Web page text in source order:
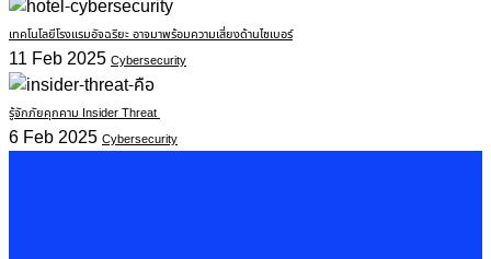
เทคโนโลยีโรงแรมอัจฉริยะ อาจมาพร้อมความเสี่ยงด้านไซเบอร์
11 Feb 2025 Cybersecurity
รู้จักภัยคุกคาม Insider Threat
6 Feb 2025 Cybersecurity